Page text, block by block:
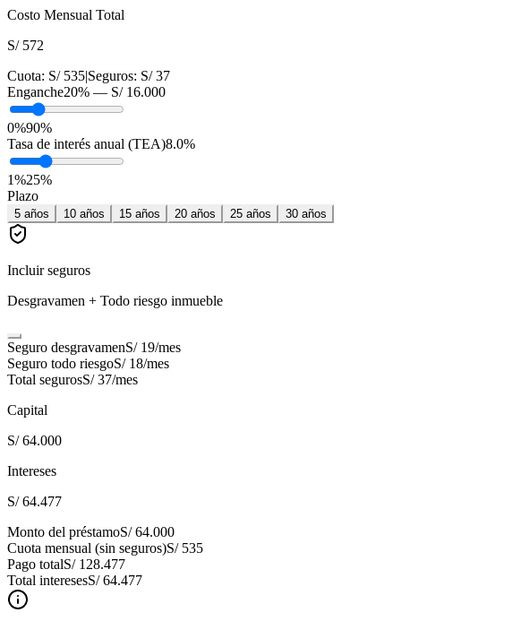
Costo Mensual Total
S/ 572
Cuota: S/ 535|Seguros: S/ 37
Enganche20% — S/ 16.000
0%90%
Tasa de interés anual (TEA)8.0%
1%25%
Plazo
5 años 10 años 15 años 20 años 25 años 30 años
Incluir seguros
Desgravamen + Todo riesgo inmueble
Seguro desgravamenS/ 19/mes
Seguro todo riesgoS/ 18/mes
Total segurosS/ 37/mes
Capital
S/ 64.000
Intereses
S/ 64.477
Monto del préstamoS/ 64.000
Cuota mensual (sin seguros)S/ 535
Pago totalS/ 128.477
Total interesesS/ 64.477